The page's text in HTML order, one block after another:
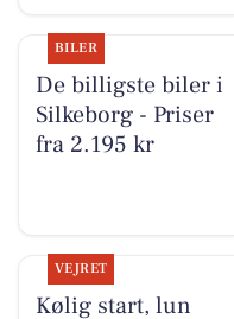
BILER
De billigste biler i
Silkeborg - Priser
fra 2.195 kr
VEJRET
Kølig start, lun